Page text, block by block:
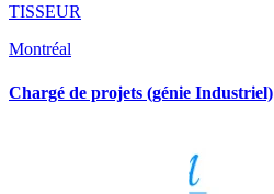
TISSEUR
Montréal
Chargé de projets (génie Industriel)